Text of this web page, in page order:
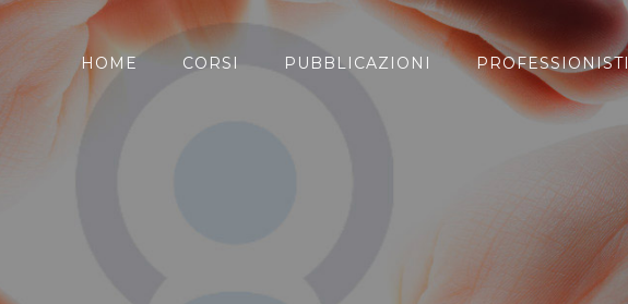
HOME CORSI PUBBLICAZIONI PROFESSIONISTI